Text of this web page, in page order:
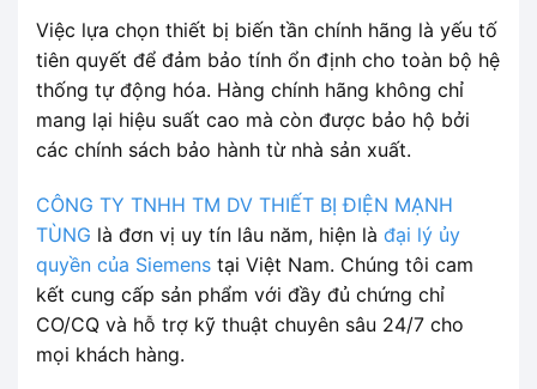
Việc lựa chọn thiết bị biến tần chính hãng là yếu tố
tiên quyết để đảm bảo tính ổn định cho toàn bộ hệ
thống tự động hóa. Hàng chính hãng không chỉ
mang lại hiệu suất cao mà còn được bảo hộ bởi
các chính sách bảo hành từ nhà sản xuất.
CÔNG TY TNHH TM DV THIẾT BỊ ĐIỆN MẠNH
TÙNG là đơn vị uy tín lâu năm, hiện là đại lý ủy
quyền của Siemens tại Việt Nam. Chúng tôi cam
kết cung cấp sản phẩm với đầy đủ chứng chỉ
CO/CQ và hỗ trợ kỹ thuật chuyên sâu 24/7 cho
mọi khách hàng.